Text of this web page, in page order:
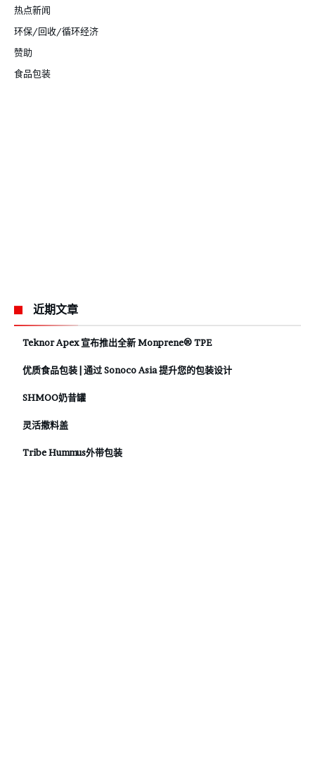
热点新闻
环保/回收/循环经济
赞助
食品包装
近期文章
Teknor Apex 宣布推出全新 Monprene® TPE
优质食品包装 | 通过 Sonoco Asia 提升您的包装设计
SHMOO奶昔罐
灵活撒料盖
Tribe Hummus外带包装